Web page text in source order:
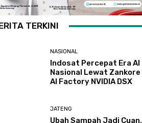
TERKINI
NASIONAL
Indosat Percepat Era AI
Nasional Lewat Zankore
AI Factory NVIDIA DSX
JATENG
Ubah Sampah Jadi Cuan,